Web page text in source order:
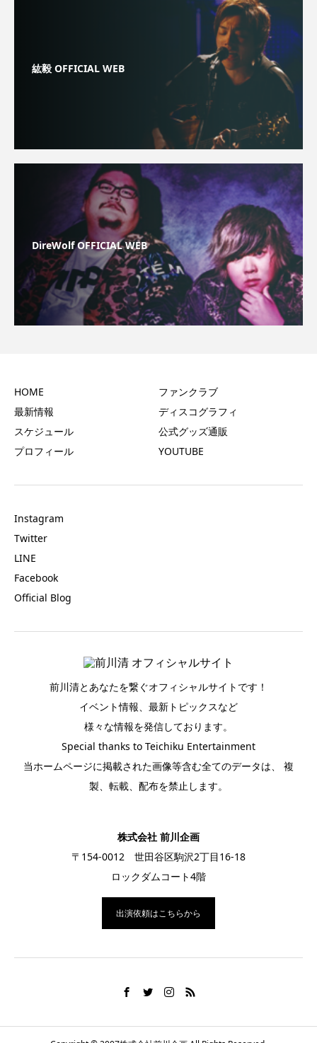
紘毅 OFFICIAL WEB
DireWolf OFFICIAL WEB
HOME
最新情報
スケジュール
プロフィール
ファンクラブ
ディスコグラフィ
公式グッズ通販
YOUTUBE
Instagram
Twitter
LINE
Facebook
Official Blog
前川清とあなたを繋ぐオフィシャルサイトです！
イベント情報、最新トピックスなど
様々な情報を発信しております。
Special thanks to Teichiku Entertainment
当ホームページに掲載された画像等含む全てのデータは、 複
製、転載、配布を禁止します。
株式会社 前川企画
〒154-0012 世田谷区駒沢2丁目16-18
ロックダムコート4階
出演依頼はこちらから